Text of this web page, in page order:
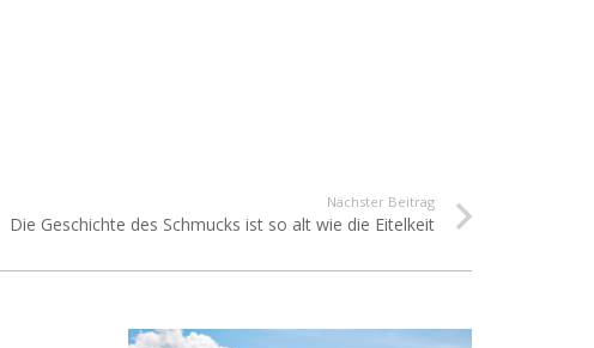
Nächster Beitrag
Die Geschichte des Schmucks ist so alt wie die Eitelkeit